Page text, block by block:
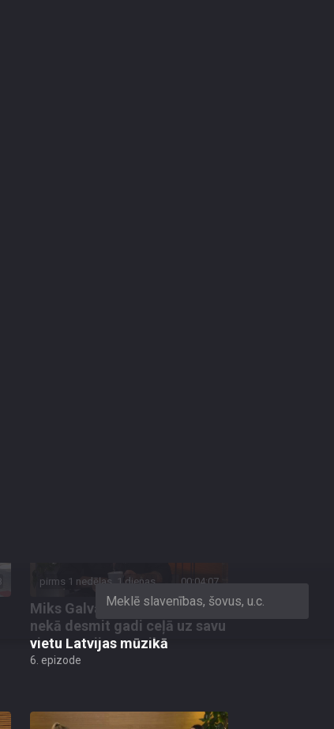
pirms 1 nedēļas, 1 dienas
Miks Galvanovskis: vairāk
nekā desmit gadi ceļā uz savu
vietu Latvijas mūzikā
6. epizode